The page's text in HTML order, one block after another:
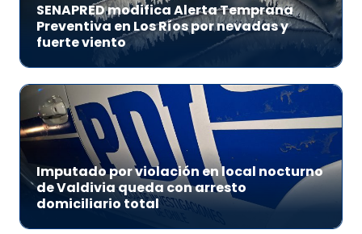
SENAPRED modifica Alerta Temprana
Preventiva en Los Ríos por nevadas y
fuerte viento
Imputado por violación en local nocturno
de Valdivia queda con arresto
domiciliario total